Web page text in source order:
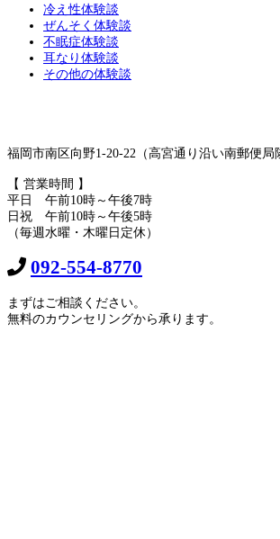
冷え性体験談
ぜんそく体験談
不眠症体験談
耳なり体験談
その他の体験談
福岡市南区向野1-20-22（高宮通り沿い南郵便局
【 営業時間 】
平日 午前10時～午後7時
日祝 午前10時～午後5時
（毎週水曜・木曜日定休）
092-554-8770
まずはご相談ください。
無料のカウンセリングから承ります。